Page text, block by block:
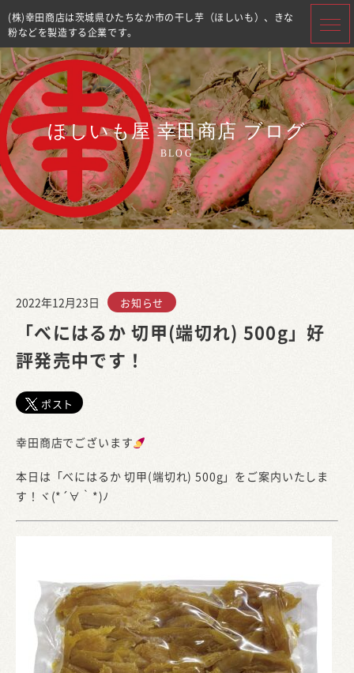
(株)幸田商店は茨城県ひたちなか市の干し芋（ほしいも）、きな
粉などを製造する企業です。
ほしいも屋 幸田商店 ブログ
BLOG
2022年12月23日 お知らせ
「べにはるか 切甲(端切れ) 500g」好
評発売中です！
ポスト
幸田商店でございます
本日は「べにはるか 切甲(端切れ) 500g」をご案内いたしま
す！ヾ(*´∀｀*)ﾉ